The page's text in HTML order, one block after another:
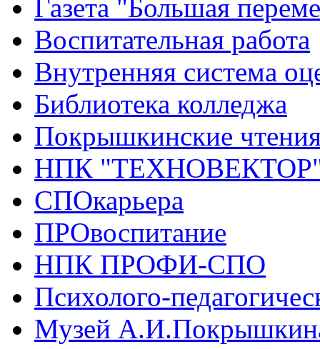
Газета "Большая
Воспитательная работа
Внутренняя система
Библиотека колледжа
Покрышкинские
НПК
СПОкарьера
ПРОвоспитание
НПК ПРОФИ-СПО
Психолого-
Музей